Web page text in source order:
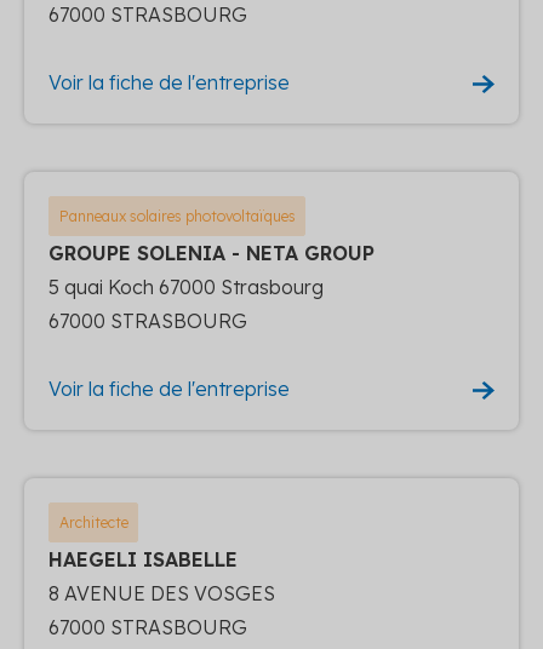
67000 STRASBOURG
Voir la fiche de l'entreprise
Panneaux solaires photovoltaïques
GROUPE SOLENIA - NETA GROUP
5 quai Koch 67000 Strasbourg
67000 STRASBOURG
Voir la fiche de l'entreprise
Architecte
HAEGELI ISABELLE
8 AVENUE DES VOSGES
67000 STRASBOURG